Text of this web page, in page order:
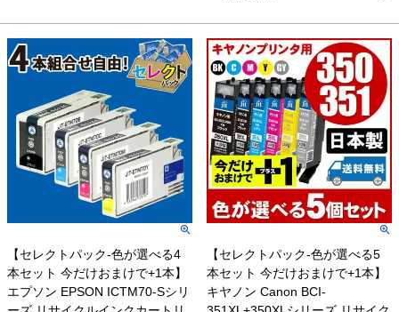
【セレクトパック-色が選べる4
本セット 今だけおまけで+1本】
エプソン EPSON ICTM70-Sシリ
【セレクトパック-色が選べる5
本セット 今だけおまけで+1本】
キヤノン Canon BCI-